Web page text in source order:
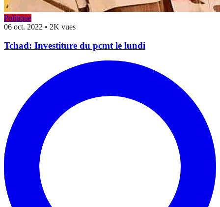
Politique
06 oct. 2022 • 2K vues
Tchad: Investiture du pcmt le lundi